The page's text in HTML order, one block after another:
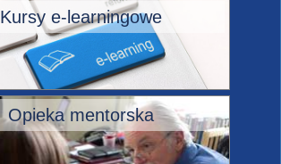
Kursy e-learningowe
Opieka mentorska